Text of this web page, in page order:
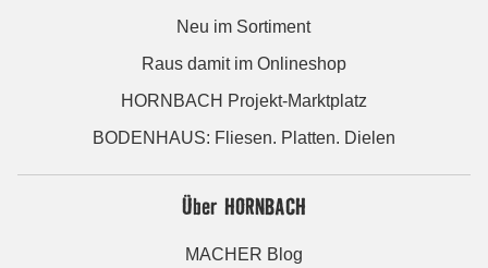
Neu im Sortiment
Raus damit im Onlineshop
HORNBACH Projekt-Marktplatz
BODENHAUS: Fliesen. Platten. Dielen
Über HORNBACH
MACHER Blog